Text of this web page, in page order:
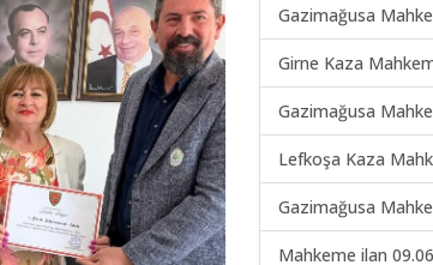
Gazimağusa
Girne Kaza
Gazimağusa
Lefkoşa Kaza
Gazimağusa
Mahkeme ilan